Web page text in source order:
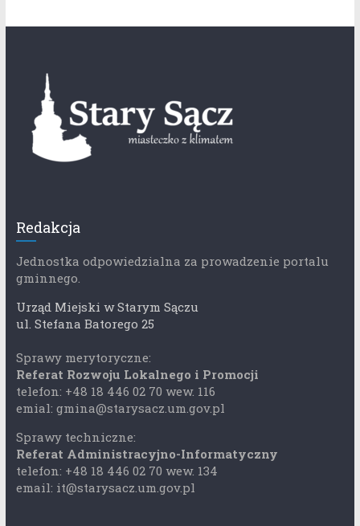
Redakcja
Jednostka odpowiedzialna za prowadzenie portalu
gminnego.
Urząd Miejski w Starym Sączu
ul. Stefana Batorego 25
Sprawy merytoryczne:
Referat Rozwoju Lokalnego i Promocji
telefon: +48 18 446 02 70 wew. 116
emial: gmina@starysacz.um.gov.pl
Sprawy techniczne:
Referat Administracyjno-Informatyczny
telefon: +48 18 446 02 70 wew. 134
email: it@starysacz.um.gov.pl